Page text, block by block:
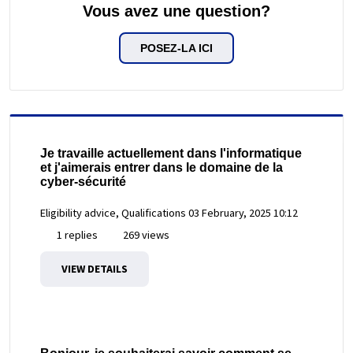
Vous avez une question?
POSEZ-LA ICI
Je travaille actuellement dans l'informatique
et j'aimerais entrer dans le domaine de la
cyber-sécurité
Eligibility advice, Qualifications 03 February, 2025 10:12
1 replies
269 views
VIEW DETAILS